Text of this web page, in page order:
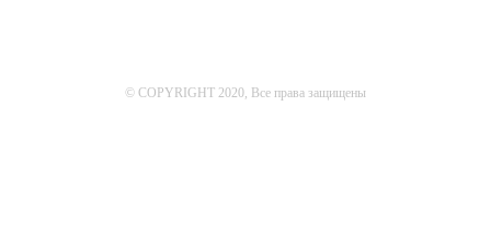
© COPYRIGHT 2020, Все права защищены